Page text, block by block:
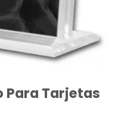
Para Tarjetas